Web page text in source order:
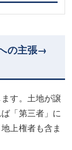
の主張→
す。土地が譲
「第三者」に
上権者も含ま